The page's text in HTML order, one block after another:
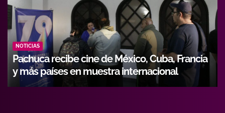
NOTICIAS
Hidalgo fortalece formación de operadores
con alianza entre Icathi y GEMI